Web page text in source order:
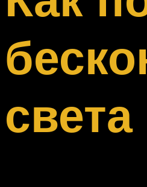
света